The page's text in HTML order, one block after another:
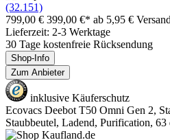
(32.151)
799,00 € 399,00 €* ab 5,95 € Versand
Lieferzeit: 2-3 Werktage
30 Tage kostenfreie Rücksendung
Shop-Info
Zum Anbieter
inklusive Käuferschutz
Ecovacs Deebot T50 Omni Gen 2,
Staubbeutel, Ladend, Purification,